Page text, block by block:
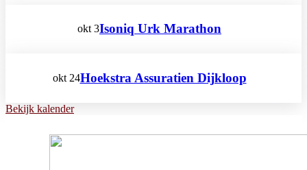
okt 3Isoniq Urk Marathon
okt 24Hoekstra Assuratien Dijkloop
Bekijk kalender